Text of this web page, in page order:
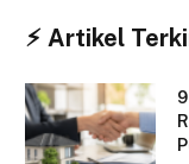
⚡︎ Artikel